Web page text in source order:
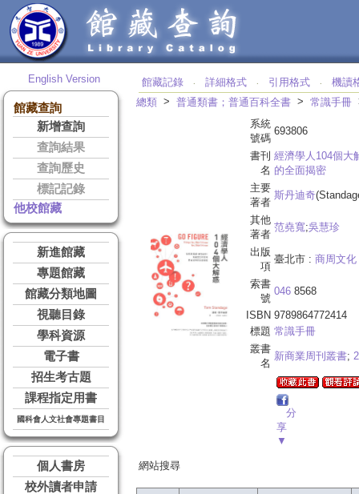
English Version
館藏查詢
新增查詢
查詢結果
查詢歷史
標記記錄
他校館藏
新進館藏
專題館藏
館藏分類地圖
視聽目錄
學科資源
電子書
招生考古題
課程指定用書
國科會人文社會專題書目
個人書房
校外讀者申請
館藏記錄 ‧ 詳細格式 ‧ 引用格式 ‧
機讀
總類 > 普通類書；普通百科全書 > 常識手冊
系統
號碼
693806
書刊
名
經濟學人104個大
的全面揭密
主要
著者
斯丹迪奇
其他
著者
范堯寬;吳慧珍
出版
項
臺北市 : 商周文化
索書
號
046 8568
ISBN 9789864772414
標題 常識手冊
叢書
名
新商業周刊叢書;
分
享
▼
網站搜尋